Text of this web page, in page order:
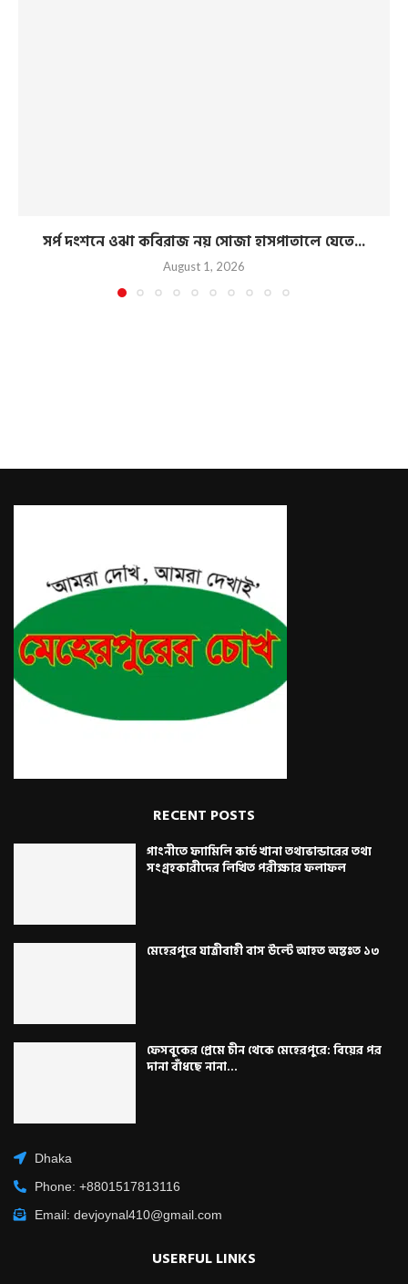
সর্প দংশনে ওঝা কবিরাজ নয় সোজা হাসপাতালে যেতে...
August 1, 2026
RECENT POSTS
গাংনীতে ফ্যামিলি কার্ড খানা তথ্যভান্ডারের তথ্য
সংগ্রহকারীদের লিখিত পরীক্ষার ফলাফল
মেহেরপুরে যাত্রীবাহী বাস উল্টে আহত অন্তঃত ১৩
ফেসবুকের প্রেমে চীন থেকে মেহেরপুরে: বিয়ের পর
দানা বাঁধছে নানা...
Dhaka
Phone: +8801517813116
Email: devjoynal410@gmail.com
USERFUL LINKS